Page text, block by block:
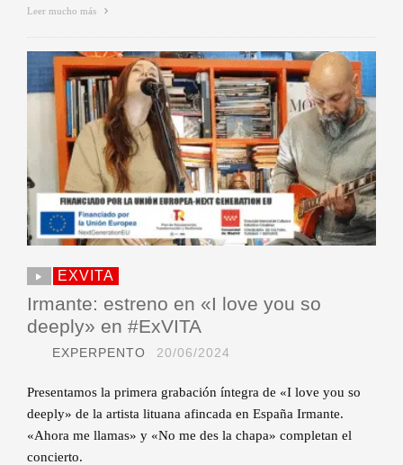
Leer mucho más
EXVITA
Irmante: estreno en «I love you so
deeply» en #ExVITA
EXPERPENTO 20/06/2024
Presentamos la primera grabación íntegra de «I love you so
deeply» de la artista lituana afincada en España Irmante.
«Ahora me llamas» y «No me des la chapa» completan el
concierto.